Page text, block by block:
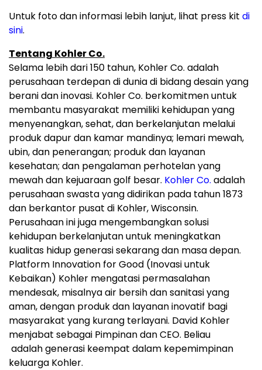
Untuk foto dan informasi lebih lanjut, lihat press kit di
sini.
Tentang Kohler Co.
Selama lebih dari 150 tahun, Kohler Co. adalah
perusahaan terdepan di dunia di bidang desain yang
berani dan inovasi. Kohler Co. berkomitmen untuk
membantu masyarakat memiliki kehidupan yang
menyenangkan, sehat, dan berkelanjutan melalui
produk dapur dan kamar mandinya; lemari mewah,
ubin, dan penerangan; produk dan layanan
kesehatan; dan pengalaman perhotelan yang
mewah dan kejuaraan golf besar. Kohler Co. adalah
perusahaan swasta yang didirikan pada tahun 1873
dan berkantor pusat di Kohler, Wisconsin.
Perusahaan ini juga mengembangkan solusi
kehidupan berkelanjutan untuk meningkatkan
kualitas hidup generasi sekarang dan masa depan.
Platform Innovation for Good (Inovasi untuk
Kebaikan) Kohler mengatasi permasalahan
mendesak, misalnya air bersih dan sanitasi yang
aman, dengan produk dan layanan inovatif bagi
masyarakat yang kurang terlayani. David Kohler
menjabat sebagai Pimpinan dan CEO. Beliau
adalah generasi keempat dalam kepemimpinan
keluarga Kohler.